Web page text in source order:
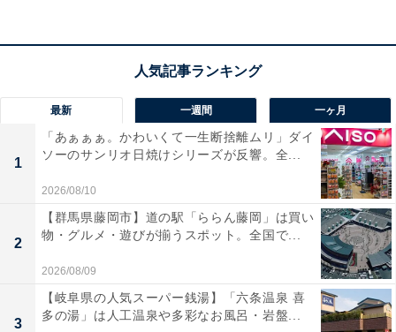
・。💚🍫・。💚🍫・。💚🍫
🔈リニューアルして今年も登場！
『セブンプレミアム ワッフルコーン チョコミン
ト』
⚡️セブン‐イレブン先行発売！
『ブラックサンダーアイス チョコミント』
今日のチョコミン活はどっちにする？🩵
pic.twitter.com/78NxmIzSTt
最新 一週間 一ヶ月
1
「あぁぁぁ。かわいくて一生断捨離ムリ」ダイ
ソーのサンリオ日焼けシリーズが反響。全...
2026/08/10
2
【群馬県藤岡市】道の駅「ららん藤岡」は買い
物・グルメ・遊びが揃うスポット。全国で...
2026/08/09
3
【岐阜県の人気スーパー銭湯】「六条温泉 喜
多の湯」は人工温泉や多彩なお風呂・岩盤...